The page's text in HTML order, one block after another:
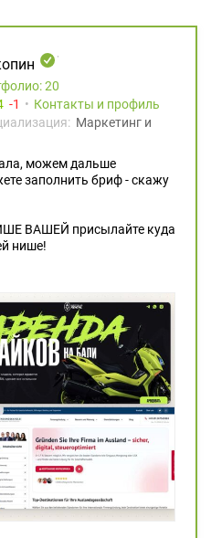
20
1
Контакты и профиль
Маркетинг и
можем дальше
заполнить бриф - скажу
ВАШЕЙ присылайте куда
нише!